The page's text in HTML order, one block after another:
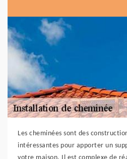
Les cheminées sont des
intéressantes pour apporter un